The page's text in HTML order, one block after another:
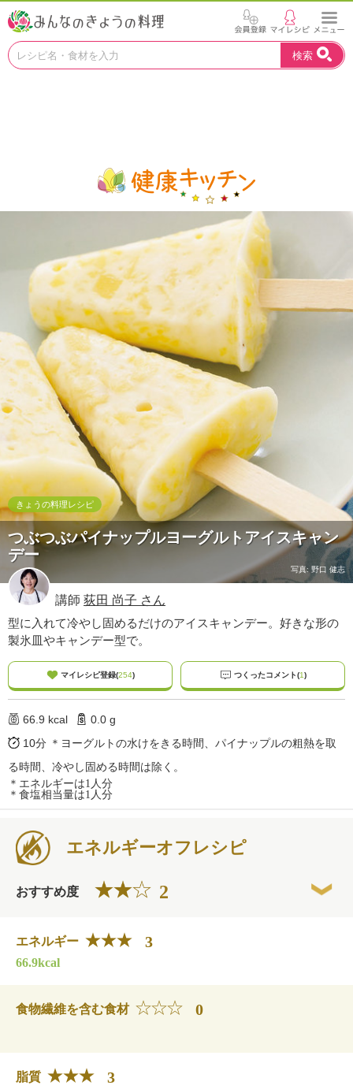
お
見
つ
う
。
N
H
K
エ
デ
ュ
ケ
ー
シ
ナ
ル
「
み
ん
な
の
う
料
検索
きょうの料理レシピ
つぶつぶパイナップルヨーグルトアイスキャン
デー
写真: 野口 健志
講師 荻田 尚子 さん
型に入れて冷やし固めるだけのアイスキャンデー。好きな形の
製氷皿やキャンデー型で。
マイレシピ登録(254) つくったコメント(1)
66.9 kcal
0.0 g
10分 ＊ヨーグルトの水けをきる時間、パイナップルの粗熱を取
る時間、冷やし固める時間は除く。
＊エネルギーは1人分
＊食塩相当量は1人分
エネルギーオフレシピ
おすすめ度 2
エネルギー 3
66.9kcal
食物繊維を含む食材 0
脂質 3